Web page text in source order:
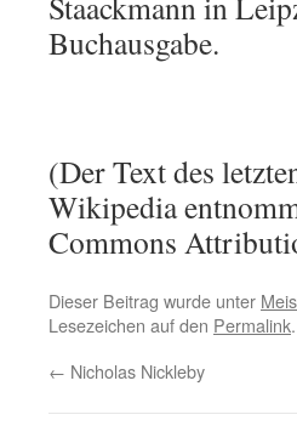
Buchausgabe.
(Der Text des
Wikipedia
Commons
Dieser Beitrag wurde unter
Lesezeichen auf den Permalink.
← Nicholas Nickleby